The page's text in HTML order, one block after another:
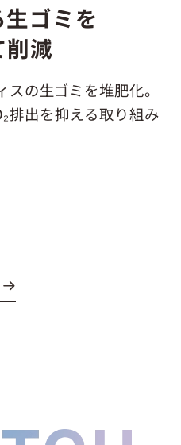
ゴミを
削減
の生ゴミを堆肥化。
排出を抑える取り組み